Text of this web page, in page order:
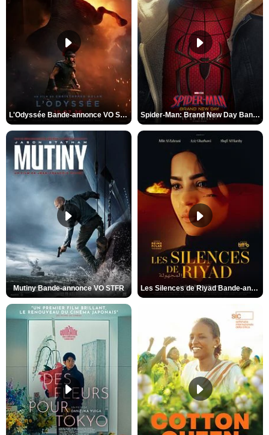
L'Odyssée Bande-annonce VO STFR Spider-Man: Brand New Day Bande-annonce VO STFR
Mutiny Bande-annonce VO STFR Les Silences de Riyad Bande-annonce VO STFR